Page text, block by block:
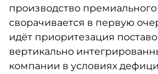
производство
сворачивается в первую
идёт приоритезация
вертикально
компании в условиях